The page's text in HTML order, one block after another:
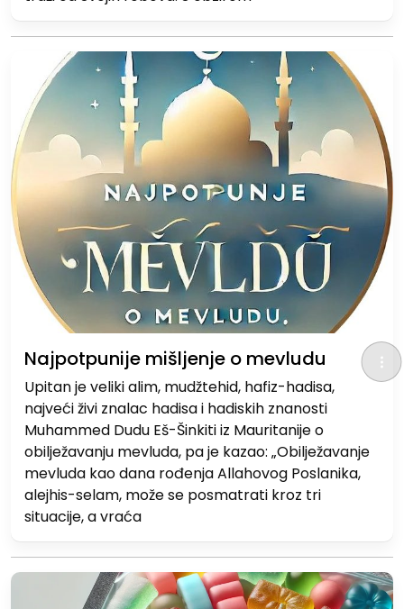
Najpotpunije mišljenje o mevludu
Upitan je veliki alim, mudžtehid, hafiz-hadisa,
najveći živi znalac hadisa i hadiskih znanosti
Muhammed Dudu Eš-Šinkiti iz Mauritanije o
obilježavanju mevluda, pa je kazao: „Obilježavanje
mevluda kao dana rođenja Allahovog Poslanika,
alejhis-selam, može se posmatrati kroz tri
situacije, a vraća